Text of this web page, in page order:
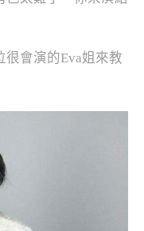
會演的Eva姐來教